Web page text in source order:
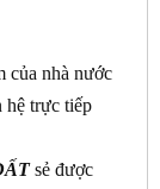
của nhà nước
hệ trực tiếp
sẻ được